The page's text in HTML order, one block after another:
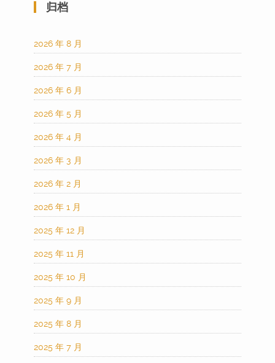
归档
2026 年 8 月
2026 年 7 月
2026 年 6 月
2026 年 5 月
2026 年 4 月
2026 年 3 月
2026 年 2 月
2026 年 1 月
2025 年 12 月
2025 年 11 月
2025 年 10 月
2025 年 9 月
2025 年 8 月
2025 年 7 月